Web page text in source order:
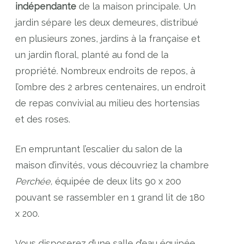
indépendante de la maison principale. Un
jardin sépare les deux demeures, distribué
en plusieurs zones, jardins à la française et
un jardin floral, planté au fond de la
propriété. Nombreux endroits de repos, à
l’ombre des 2 arbres centenaires, un endroit
de repas convivial au milieu des hortensias
et des roses.
En empruntant l’escalier du salon de la
maison d’invités, vous découvriez la chambre
Perchée, équipée de deux lits 90 x 200
pouvant se rassembler en 1 grand lit de 180
x 200.